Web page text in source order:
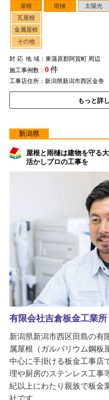
屋根
瓦屋根
金属屋根
その他
雨樋 太陽光
対応地域：東蒲原郡阿賀町 周辺
施工事例数： 0件
工事店住所：新潟県新潟市西区金巻
もっと詳
新潟県
屋根と雨樋は建物を守る
活かしプロの工事を
有限会社吉倉板金工業所
新潟県新潟市西区田島の有
属屋根（ガルバリウム鋼板
中心に手掛ける板金工事店
理や厨房のステンレス工事
紀以上にわたり親族で板金
社です。